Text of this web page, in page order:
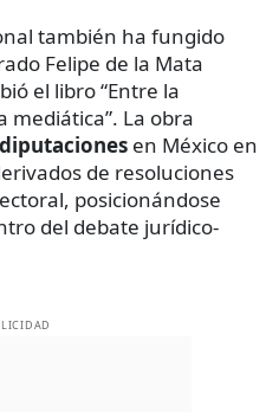
también ha fungido
Felipe de la Mata
el libro “Entre la
mediática”. La obra
en México en
de resoluciones
posicionándose
del debate jurídico-